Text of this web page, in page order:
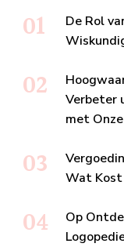
De Rol
Verbeter
met
Wat Kost
Op